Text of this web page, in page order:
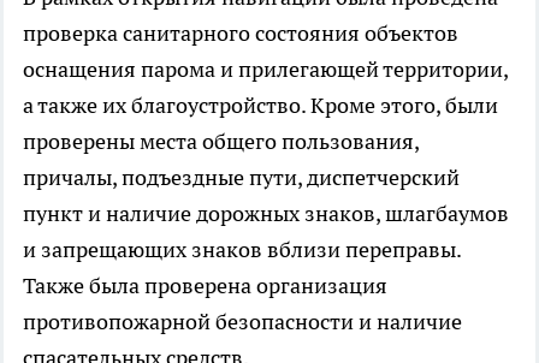
проверка санитарного состояния объектов
оснащения парома и прилегающей территории,
а также их благоустройство. Кроме этого, были
проверены места общего пользования,
причалы, подъездные пути, диспетчерский
пункт и наличие дорожных знаков, шлагбаумов
и запрещающих знаков вблизи переправы.
Также была проверена организация
противопожарной безопасности и наличие